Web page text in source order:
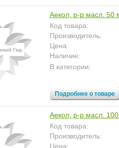
Аекол, р-р масл. 50
Код товара:
Производитель:
Цена:
Наличие:
В категории:
Подробнее о товаре
Аекол, р-р масл.
Код товара:
Производитель:
Цена: